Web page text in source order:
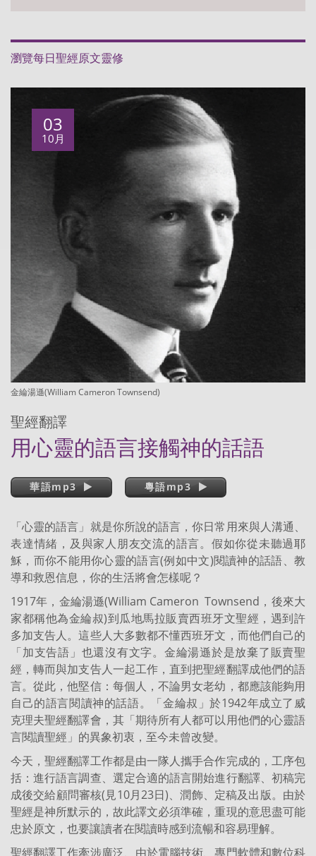
瀏覽每日聖經原文靈修
金綸湯遜(William Cameron Townsend)
聖經翻譯
用心靈的語言接觸神的話語
03
10月
華語mp3 粵語mp3
「心靈的語言」就是你所說的語言，你日常用來與人溝通、
表達情緒，及與家人朋友交流的語言。假如你從未聽過耶
穌，而你不能用你心靈的語言(例如中文)閱讀神的話語、教
導和救恩信息，你的生活將會怎樣呢？
1917年，金綸湯遜(William Cameron Townsend，後來大
家都稱他為金綸叔)到瓜地馬拉販賣西班牙文聖經，遇到許
多加支告人。這些人大多數都不懂西班牙文，而他們自己的
「加支告語」也還沒有文字。金綸湯遜於是放棄了販賣聖
經，轉而與加支告人一起工作，直到把聖經翻譯成他們的語
言。從此，他堅信：每個人，不論男女老幼，都應該能夠用
自己的語言閱讀神的話語。「金綸叔」於1942年成立了威
克理夫聖經翻譯會，其「期待所有人都可以用他們的心靈語
言閱讀聖經」的異象初衷，至今未曾改變。
今天，聖經翻譯工作都是由一隊人攜手合作完成的，工序包
括：進行語言調查、選定合適的語言開始進行翻譯、初稿完
成後交給顧問審核(見10月23日)、潤飾、定稿及出版。由於
聖經是神所默示的，故此譯文必須準確，重現的意思盡可能
忠於原文，也要讓讀者在閱讀時感到流暢和容易理解。
聖經翻譯工作牽涉廣泛、由於電腦技術、專門軟體和數位科